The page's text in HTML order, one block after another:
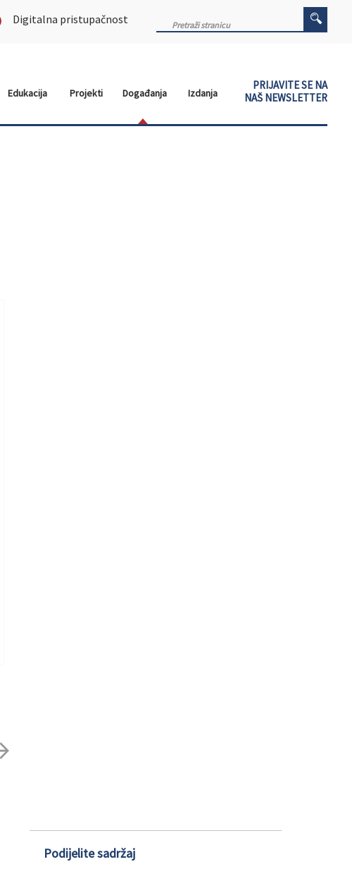
Digitalna pristupačnost
Edukacija Projekti Događanja Izdanja
PRIJAVITE SE NA
NAŠ NEWSLETTER
Podijelite sadržaj